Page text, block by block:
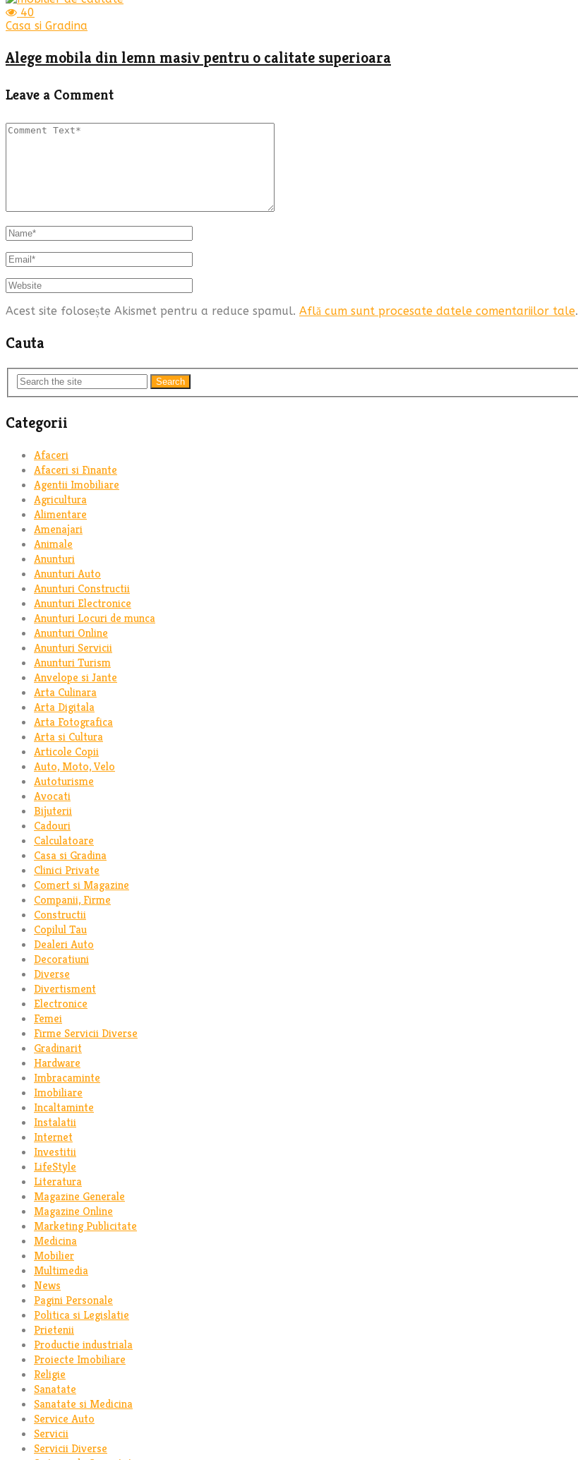
40
Casa si Gradina
Alege mobila din lemn masiv pentru o calitate superioara
Leave a Comment
Acest site folosește Akismet pentru a reduce spamul. Află cum sunt procesate datele comentariilor tale.
Cauta
Search
Categorii
Afaceri
Afaceri si Finante
Agentii Imobiliare
Agricultura
Alimentare
Amenajari
Animale
Anunturi
Anunturi Auto
Anunturi Constructii
Anunturi Electronice
Anunturi Locuri de munca
Anunturi Online
Anunturi Servicii
Anunturi Turism
Anvelope si Jante
Arta Culinara
Arta Digitala
Arta Fotografica
Arta si Cultura
Articole Copii
Auto, Moto, Velo
Autoturisme
Avocati
Bijuterii
Cadouri
Calculatoare
Casa si Gradina
Clinici Private
Comert si Magazine
Companii, Firme
Constructii
Copilul Tau
Dealeri Auto
Decoratiuni
Diverse
Divertisment
Electronice
Femei
Firme Servicii Diverse
Gradinarit
Hardware
Imbracaminte
Imobiliare
Incaltaminte
Instalatii
Internet
Investitii
LifeStyle
Literatura
Magazine Generale
Magazine Online
Marketing Publicitate
Medicina
Mobilier
Multimedia
News
Pagini Personale
Politica si Legislatie
Prietenii
Productie industriala
Proiecte Imobiliare
Religie
Sanatate
Sanatate si Medicina
Service Auto
Servicii
Servicii Diverse